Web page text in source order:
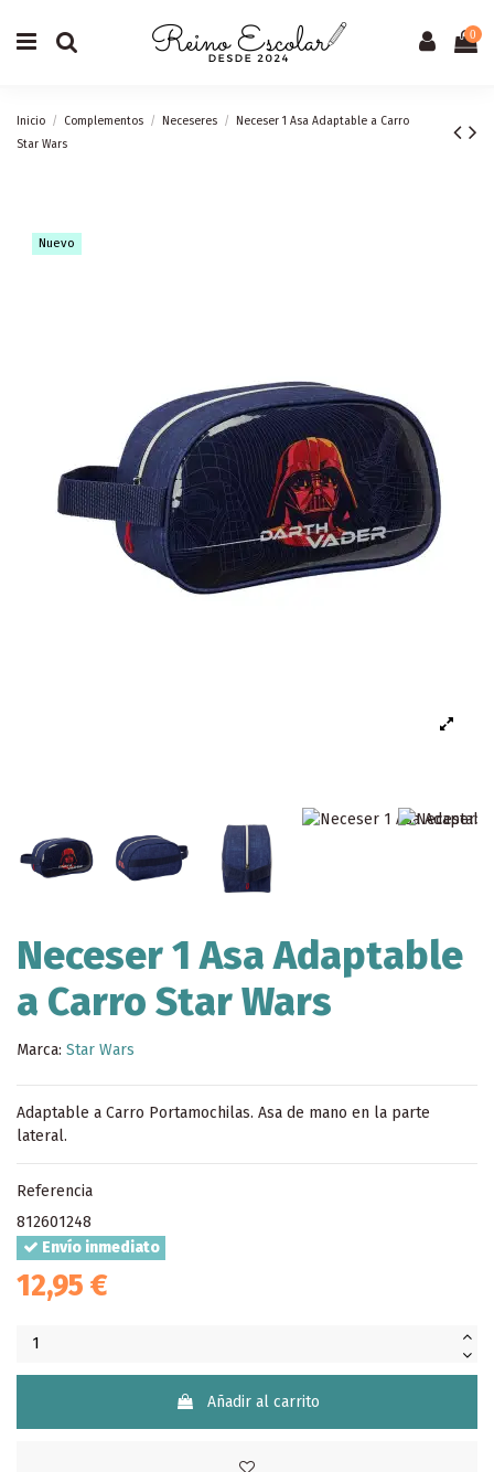
0
Inicio Complementos Neceseres
Neceser 1 Asa Adaptable a Carro
Star Wars
Nuevo
Neceser 1 Asa Adaptable
a Carro Star Wars
Marca: Star Wars
Adaptable a Carro Portamochilas. Asa de mano en la parte
lateral.
Referencia
812601248
Envío inmediato
12,95 €
Añadir al carrito